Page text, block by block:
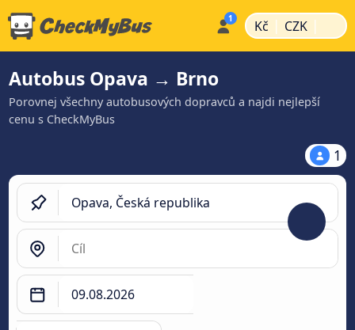
Kč | CZK |
Autobus Opava → Brno
Porovnej všechny autobusových dopravců a najdi nejlepší
cenu s CheckMyBus
1